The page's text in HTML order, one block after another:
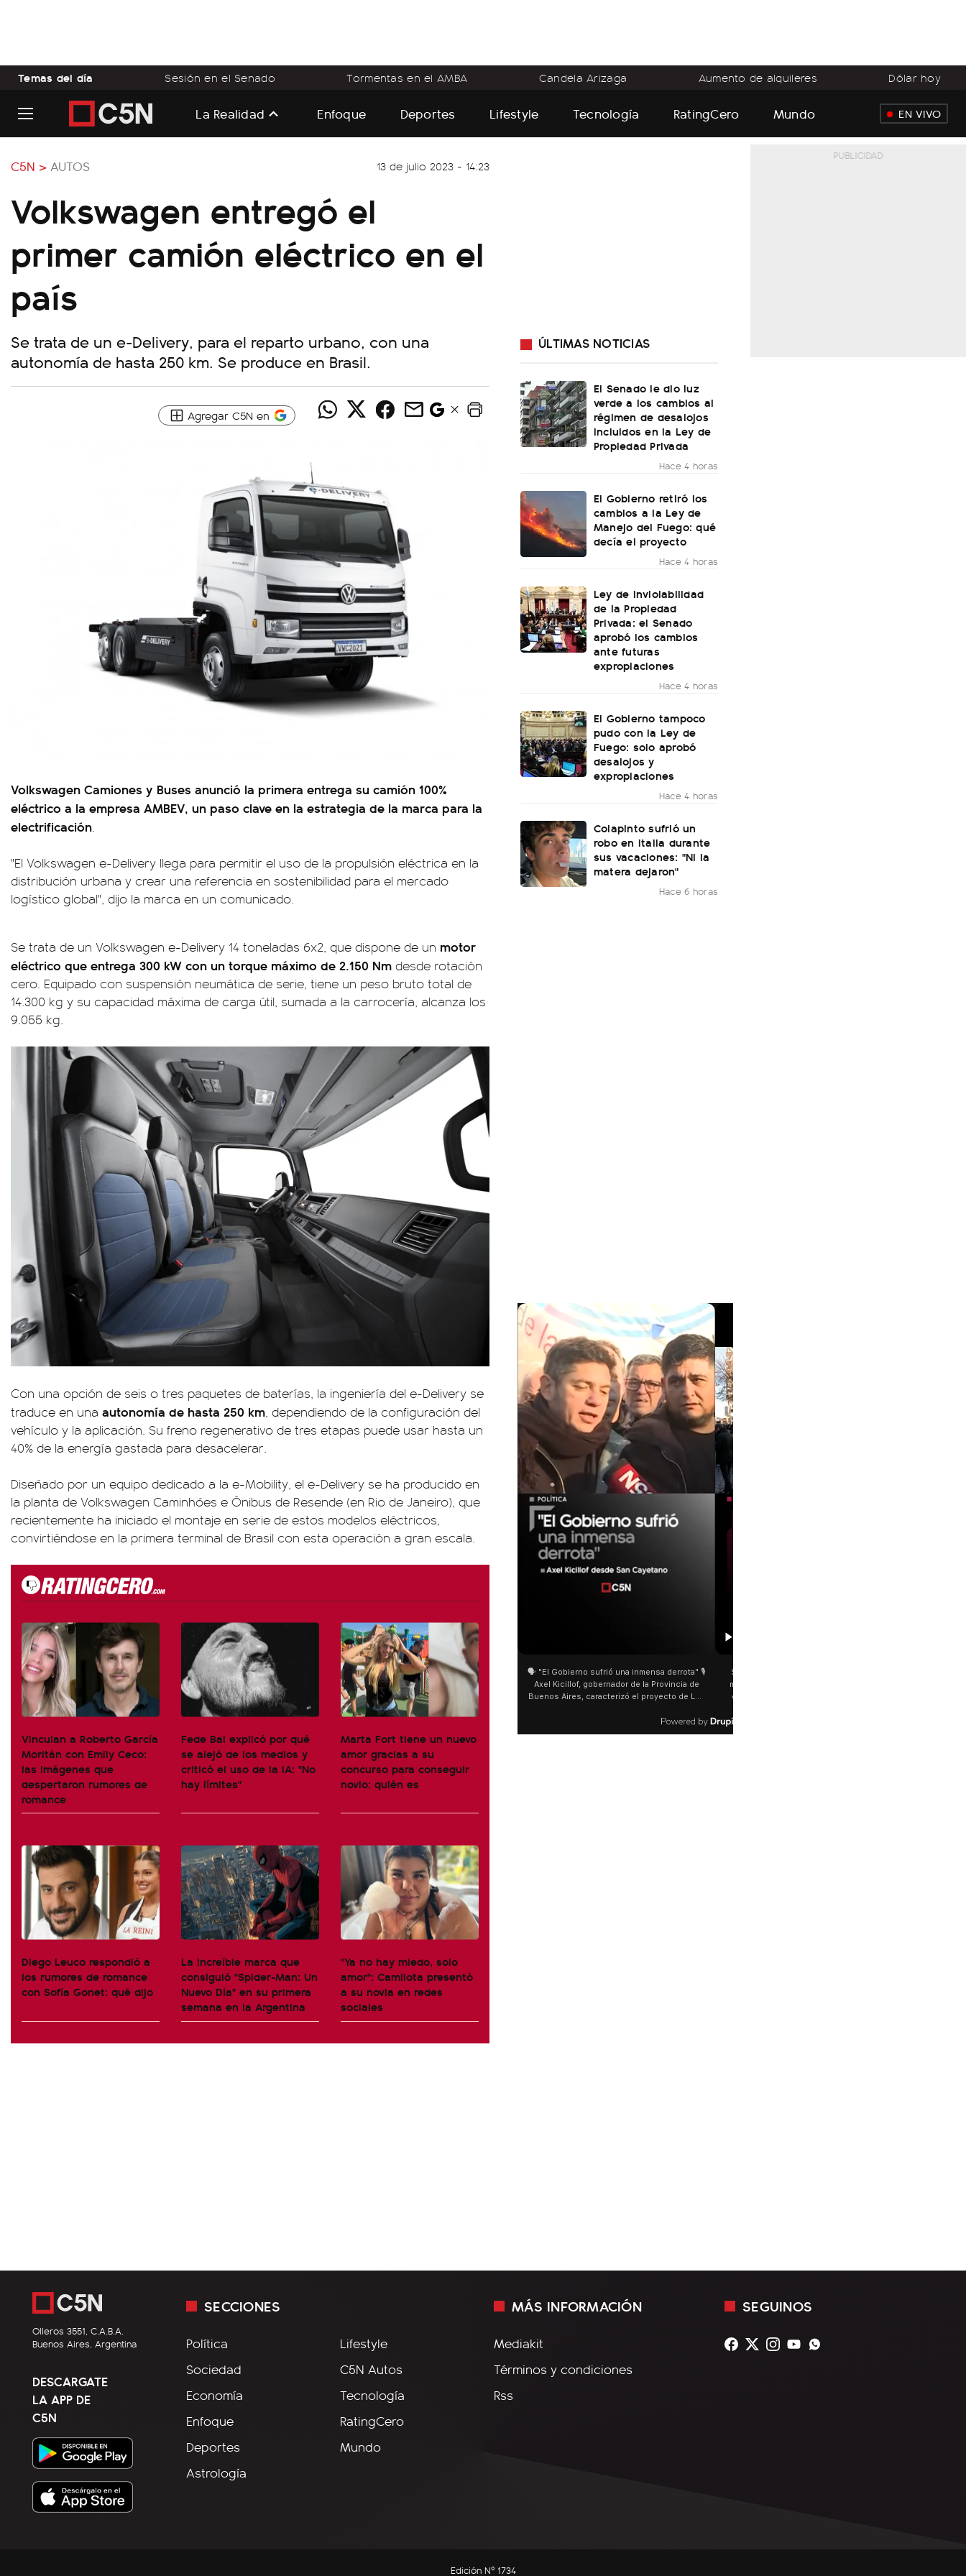
Temas del día Sesión en el Senado Tormentas en el AMBA Candela Arizaga Aumento de alquileres Dólar hoy
La Realidad Enfoque Deportes Lifestyle Tecnología RatingCero Mundo EN VIVO
C5N > AUTOS 13 de julio 2023 - 14:23
Volkswagen entregó el
primer camión eléctrico en el
país
Se trata de un e-Delivery, para el reparto urbano, con una
autonomía de hasta 250 km. Se produce en Brasil.
Agregar C5N en
Volkswagen Camiones y Buses anunció la primera entrega su camión 100%
eléctrico a la empresa AMBEV, un paso clave en la estrategia de la marca para la
electrificación.
"El Volkswagen e-Delivery llega para permitir el uso de la propulsión eléctrica en la
distribución urbana y crear una referencia en sostenibilidad para el mercado
logístico global", dijo la marca en un comunicado.
Se trata de un Volkswagen e-Delivery 14 toneladas 6x2, que dispone de un motor
eléctrico que entrega 300 kW con un torque máximo de 2.150 Nm desde rotación
cero. Equipado con suspensión neumática de serie, tiene un peso bruto total de
14.300 kg y su capacidad máxima de carga útil, sumada a la carrocería, alcanza los
9.055 kg.
Con una opción de seis o tres paquetes de baterías, la ingeniería del e-Delivery se
traduce en una autonomía de hasta 250 km , dependiendo de la configuración del
vehículo y la aplicación. Su freno regenerativo de tres etapas puede usar hasta un
40% de la energía gastada para desacelerar.
Diseñado por un equipo dedicado a la e-Mobility, el e-Delivery se ha producido en
la planta de Volkswagen Caminhões e Ônibus de Resende (en Rio de Janeiro), que
recientemente ha iniciado el montaje en serie de estos modelos eléctricos,
convirtiéndose en la primera terminal de Brasil con esta operación a gran escala.
Vinculan a Roberto García
Moritán con Emily Ceco:
las imágenes que
despertaron rumores de
romance
Fede Bal explicó por qué
se alejó de los medios y
criticó el uso de la IA: "No
hay límites"
Marta Fort tiene un nuevo
amor gracias a su
concurso para conseguir
novio: quién es
Diego Leuco respondió a
los rumores de romance
con Sofía Gonet: qué dijo
La increíble marca que
consiguió "Spider-Man: Un
Nuevo Día" en su primera
semana en la Argentina
"Ya no hay miedo, solo
amor": Camilota presentó
a su novia en redes
sociales
ÚLTIMAS NOTICIAS
El Senado le dio luz
verde a los cambios al
régimen de desalojos
incluidos en la Ley de
Propiedad Privada
Hace 4 horas
El Gobierno retiró los
cambios a la Ley de
Manejo del Fuego: qué
decía el proyecto
Hace 4 horas
Ley de Inviolabilidad
de la Propiedad
Privada: el Senado
aprobó los cambios
ante futuras
expropiaciones
Hace 4 horas
El Gobierno tampoco
pudo con la Ley de
Fuego: solo aprobó
desalojos y
expropiaciones
Hace 4 horas
Colapinto sufrió un
robo en Italia durante
sus vacaciones: "Ni la
matera dejaron"
Hace 6 horas
01:05
🗣️ "El Gobierno sufrió una inmensa derrota" 🎙️
Axel Kicillof, gobernador de la Provincia de
Buenos Aires, caracterizó el proyecto de Ley
de Inviolabilidad de la Propiedad Privada
y destacó "la movilización popular". 📌 La
declaración fue desde el santuario de San
sociedad no solo sufre porque no llega sino
San Cayetano: Jorge García Cuerva juntó a
miles de peregrinos en Liniers El arzobispo
de Buenos Aires destacó la fortaleza de la
agua y soportó las bajas temperaturas de los
últimos días: "Son dificultades que pudieron
Olleros 3551, C.A.B.A.
Buenos Aires, Argentina
DESCARGATE
LA APP DE
C5N
SECCIONES
Política
Sociedad
Economía
Enfoque
Deportes
Astrología
Lifestyle
C5N Autos
Tecnología
RatingCero
Mundo
MÁS INFORMACIÓN
Mediakit
Términos y condiciones
Rss
SEGUINOS
Edición Nº 1734